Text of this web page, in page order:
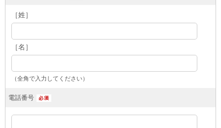
［姓］
［名］
（全角で入力してください）
電話番号